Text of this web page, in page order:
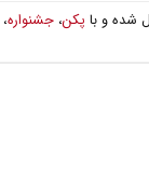
شده و با پکن، جشنواره،